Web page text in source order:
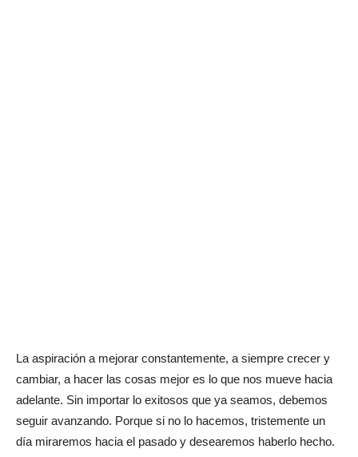
La aspiración a mejorar constantemente, a siempre crecer y
cambiar, a hacer las cosas mejor es lo que nos mueve hacia
adelante. Sin importar lo exitosos que ya seamos, debemos
seguir avanzando. Porque si no lo hacemos, tristemente un
día miraremos hacia el pasado y desearemos haberlo hecho.